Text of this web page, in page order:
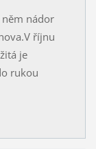
něm nádor
říjnu
je
rukou